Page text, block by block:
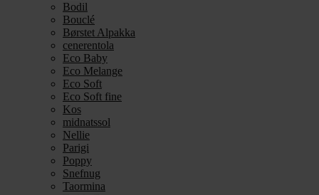
Bodil
Bouclé
Børstet Alpakka
cenerentola
Eco Baby
Eco Melange
Eco Soft
Eco Soft fine
Kos
midnatssol
Nellie
Parigi
Poppy
Snefnug
Taormina